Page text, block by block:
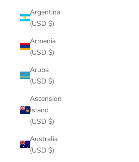
Argentina
(USD $)
Armenia
(USD $)
Aruba
(USD $)
Ascension
Island
(USD $)
Australia
(USD $)